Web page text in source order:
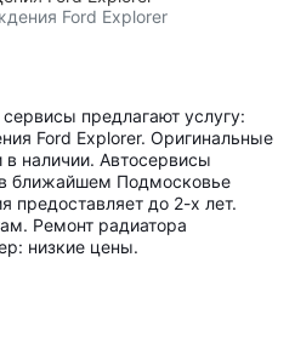
Ford Explorer
предлагают услугу:
Ford Explorer. Оригинальные
в наличии. Автосервисы
ближайшем Подмосковье
предоставляет до 2-х лет.
Ремонт радиатора
низкие цены.